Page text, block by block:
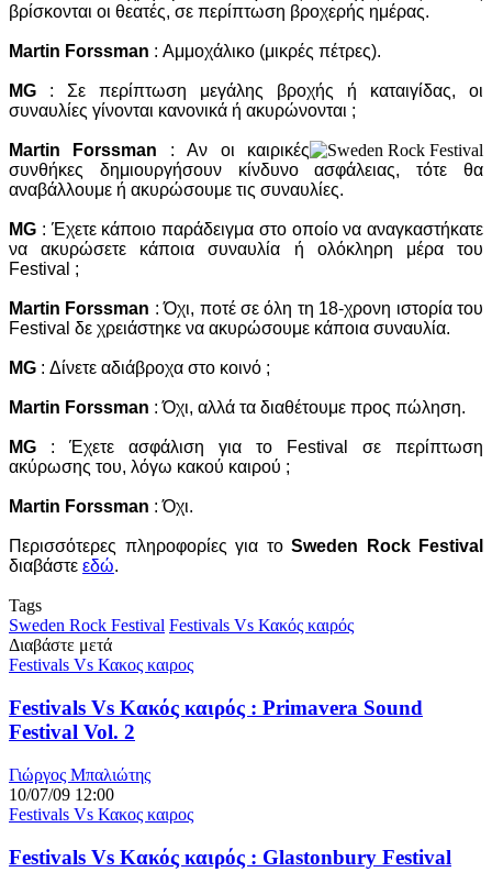
βρίσκονται οι θεατές, σε περίπτωση βροχερής ημέρας.
Martin Forssman : Αμμοχάλικο (μικρές πέτρες).
MG : Σε περίπτωση μεγάλης βροχής ή καταιγίδας, οι
συναυλίες γίνονται κανονικά ή ακυρώνονται ;
Martin Forssman : Αν οι καιρικές
συνθήκες δημιουργήσουν κίνδυνο ασφάλειας, τότε θα
αναβάλλουμε ή ακυρώσουμε τις συναυλίες.
MG : Έχετε κάποιο παράδειγμα στο οποίο να αναγκαστήκατε
να ακυρώσετε κάποια συναυλία ή ολόκληρη μέρα του
Festival ;
Martin Forssman : Όχι, ποτέ σε όλη τη 18-χρονη ιστορία του
Festival δε χρειάστηκε να ακυρώσουμε κάποια συναυλία.
MG : Δίνετε αδιάβροχα στο κοινό ;
Martin Forssman : Όχι, αλλά τα διαθέτουμε προς πώληση.
MG : Έχετε ασφάλιση για το Festival σε περίπτωση
ακύρωσης του, λόγω κακού καιρού ;
Martin Forssman : Όχι.
Περισσότερες πληροφορίες για τοSweden Rock Festival
διαβάστε εδώ.
Tags
Sweden Rock Festival Festivals Vs Κακός καιρός
Διαβάστε μετά
Festivals Vs Κακος καιρος
Festivals Vs Κακός καιρός : Primavera Sound
Festival Vol. 2
Γιώργος Μπαλιώτης
10/07/09 12:00
Festivals Vs Κακος καιρος
Festivals Vs Κακός καιρός : Glastonbury Festival